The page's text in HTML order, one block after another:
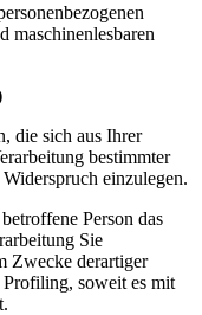
maschinenlesbaren
die sich aus Ihrer
bestimmter
einzulegen.
Person das
Sie
Zwecke derartiger
soweit es mit